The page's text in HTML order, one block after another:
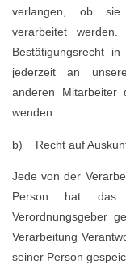
verlangen, ob sie
verarbeitet
Bestätigungsrecht
jederzeit an
anderen Mitarbeiter
wenden.
b) Recht auf
Jede von der
Person hat das
Verordnungsgeber
Verarbeitung
seiner Person